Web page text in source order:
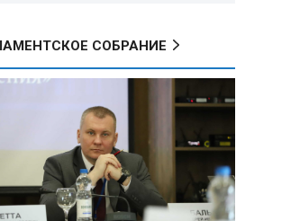
Минобороны РФ: при
освобождении Анискино ВСУ
понесли большие потери, часть
военных сдалась в плен
Александр Лукашенко:
Россияне «услышали батьку» и
скупают пустующие дома в
белорусских деревнях
СОБРАНИЕ